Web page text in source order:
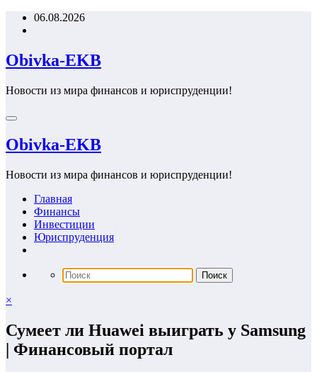
Перейти06.08.2026
Obivka-EKB
Новости из мира финансов и юриспруденции!
Obivka-EKB
Новости из мира финансов и юриспруденции!
Главная
Финансы
Инвестиции
Юриспруденция
×
Сумеет ли Huawei выиграть у Samsung
| Финансовый портал